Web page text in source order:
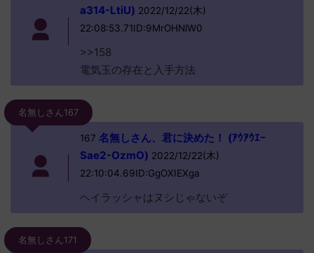
a314-LtiU) 2022/12/22(木)
22:08:53.71ID:9MrOHNlW0
>>158
電気玉の存在と入手方法
名無しさん167
167 名無しさん、君に決めた！ (ｱｳｱｳｴｰ
Sae2-OzmO) 2022/12/22(木)
22:10:04.69ID:GgOXIEXga
ヘイラッシャはヌシじゃないぞ
名無しさん171